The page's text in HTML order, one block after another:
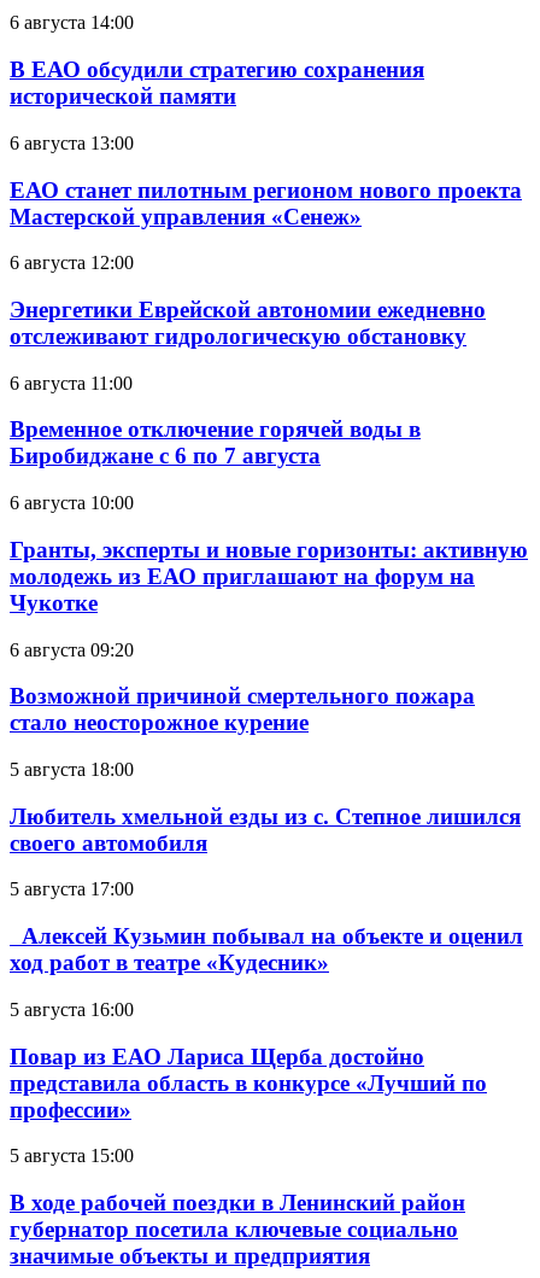
6 августа 14:00
В ЕАО обсудили стратегию сохранения
исторической памяти
6 августа 13:00
ЕАО станет пилотным регионом нового проекта
Мастерской управления «Сенеж»
6 августа 12:00
Энергетики Еврейской автономии ежедневно
отслеживают гидрологическую обстановку
6 августа 11:00
Временное отключение горячей воды в
Биробиджане с 6 по 7 августа
6 августа 10:00
Гранты, эксперты и новые горизонты: активную
молодежь из ЕАО приглашают на форум на
Чукотке
6 августа 09:20
Возможной причиной смертельного пожара
стало неосторожное курение
5 августа 18:00
Любитель хмельной езды из с. Степное лишился
своего автомобиля
5 августа 17:00
Алексей Кузьмин побывал на объекте и оценил
ход работ в театре «Кудесник»
5 августа 16:00
Повар из ЕАО Лариса Щерба достойно
представила область в конкурсе «Лучший по
профессии»
5 августа 15:00
В ходе рабочей поездки в Ленинский район
губернатор посетила ключевые социально
значимые объекты и предприятия